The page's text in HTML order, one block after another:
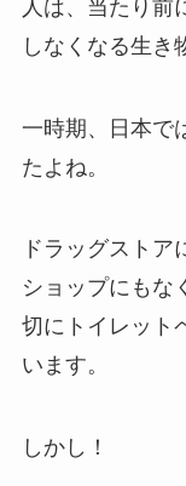
人は、当たり前
しなくなる生き
一時期、日本で
たよね。
ドラッグストア
ショップにもな
切にトイレット
います。
しかし！